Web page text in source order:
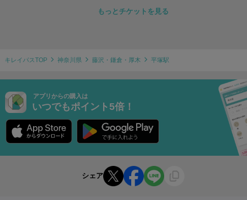
もっとチケットを見る
キレイパスTOP 神奈川県 藤沢・鎌倉・厚木 平塚駅
アプリからの購入は
いつでもポイント5倍！
シェア